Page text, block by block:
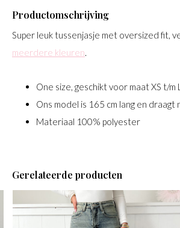
Productomschrijving
Super leuk tussenjasje met oversized fit,
meerdere kleuren.
One size, geschikt voor maat XS t/m L
Ons model is 165 cm lang en draagt
Materiaal 100% polyester
Gerelateerde producten